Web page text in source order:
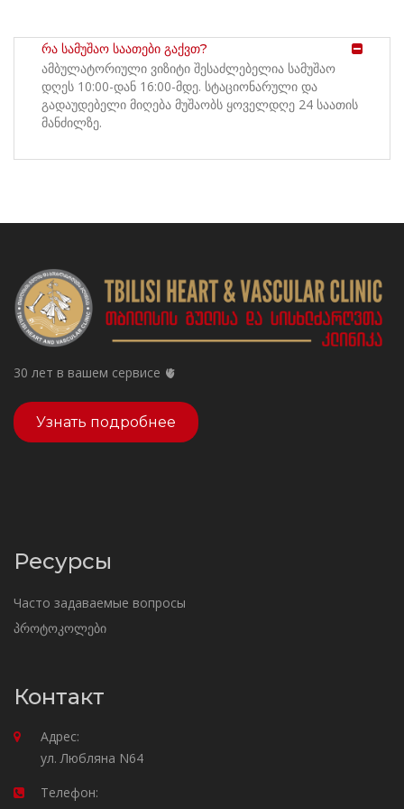
რა სამუშაო საათები გაქვთ?
ამბულატორიული ვიზიტი შესაძლებელია სამუშაო
დღეს 10:00-დან 16:00-მდე. სტაციონარული და
გადაუდებელი მიღება მუშაობს ყოველდღე 24 საათის
მანძილზე.
30 лет в вашем сервисе 🫀
Узнать подробнее
Ресурсы
Часто задаваемые вопросы
პროტოკოლები
Контакт
Адрес:
ул. Любляна N64
Телефон: